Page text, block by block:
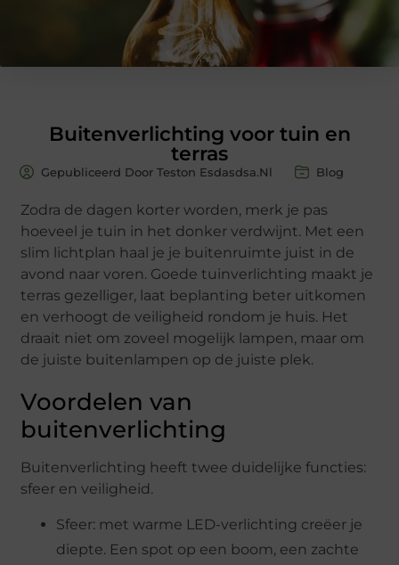
Buitenverlichting voor tuin en
terras
Gepubliceerd Door Teston Esdasdsa.nl Blog
Zodra de dagen korter worden, merk je pas
hoeveel je tuin in het donker verdwijnt. Met een
slim lichtplan haal je je buitenruimte juist in de
avond naar voren. Goede tuinverlichting maakt je
terras gezelliger, laat beplanting beter uitkomen
en verhoogt de veiligheid rondom je huis. Het
draait niet om zoveel mogelijk lampen, maar om
de juiste buitenlampen op de juiste plek.
Voordelen van
buitenverlichting
Buitenverlichting heeft twee duidelijke functies:
sfeer en veiligheid.
Sfeer: met warme LED-verlichting creëer je
diepte. Een spot op een boom, een zachte